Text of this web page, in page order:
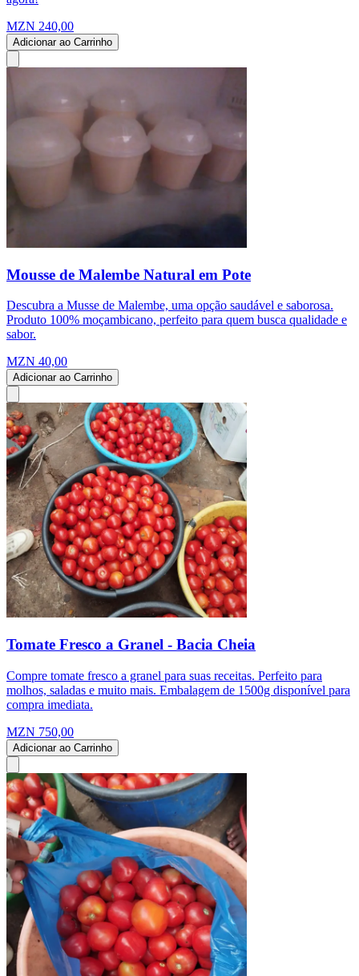
MZN 240,00
Adicionar ao Carrinho
Mousse de Malembe Natural em Pote
Descubra a Musse de Malembe, uma opção saudável e saborosa.
Produto 100% moçambicano, perfeito para quem busca qualidade e
sabor.
MZN 40,00
Adicionar ao Carrinho
Tomate Fresco a Granel - Bacia Cheia
Compre tomate fresco a granel para suas receitas. Perfeito para
molhos, saladas e muito mais. Embalagem de 1500g disponível para
compra imediata.
MZN 750,00
Adicionar ao Carrinho